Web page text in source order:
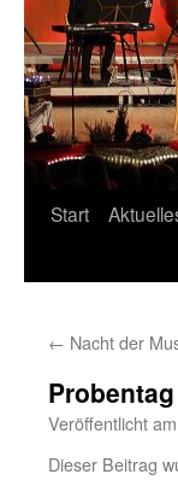
Start
← Nacht der
Probentag
Veröffentlicht am
Dieser Beitrag